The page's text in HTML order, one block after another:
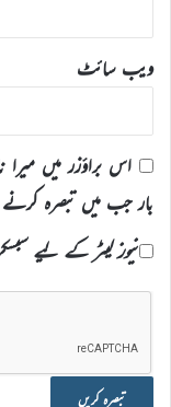
ویب‌ سائٹ
اس براؤزر میں
بار جب میں تبصرہ
نیوز لیٹر کے لیے